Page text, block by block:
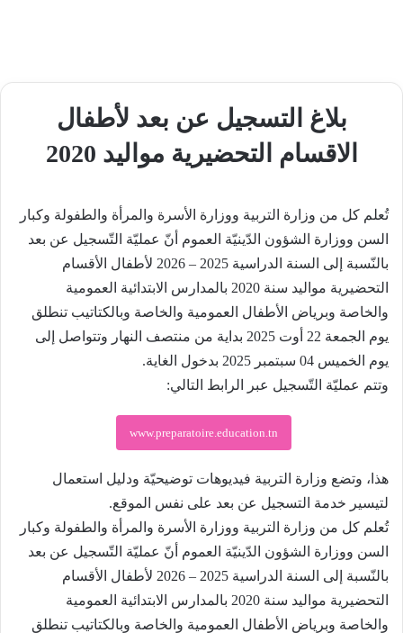
بلاغ التسجيل عن بعد لأطفال
الاقسام التحضيرية مواليد 2020
تُعلم كل من وزارة التربية ووزارة الأسرة والمرأة والطفولة وكبار
السن ووزارة الشؤون الدّينيّة العموم أنّ عمليّة التّسجيل عن بعد
بالنّسبة إلى السنة الدراسية 2025 – 2026 لأطفال الأقسام
التحضيرية مواليد سنة 2020 بالمدارس الابتدائية العمومية
والخاصة وبرياض الأطفال العمومية والخاصة وبالكتاتيب تنطلق
يوم الجمعة 22 أوت 2025 بداية من منتصف النهار وتتواصل إلى
يوم الخميس 04 سبتمبر 2025 بدخول الغاية.
وتتم عمليّة التّسجيل عبر الرابط التالي:
www.preparatoire.education.tn
هذا، وتضع وزارة التربية فيديوهات توضيحيّة ودليل استعمال
لتيسير خدمة التسجيل عن بعد على نفس الموقع.
تُعلم كل من وزارة التربية ووزارة الأسرة والمرأة والطفولة وكبار
السن ووزارة الشؤون الدّينيّة العموم أنّ عمليّة التّسجيل عن بعد
بالنّسبة إلى السنة الدراسية 2025 – 2026 لأطفال الأقسام
التحضيرية مواليد سنة 2020 بالمدارس الابتدائية العمومية
والخاصة وبرياض الأطفال العمومية والخاصة وبالكتاتيب تنطلق